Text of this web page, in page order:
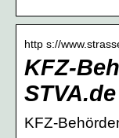
http s://
KFZ-
STVA.de
KFZ-